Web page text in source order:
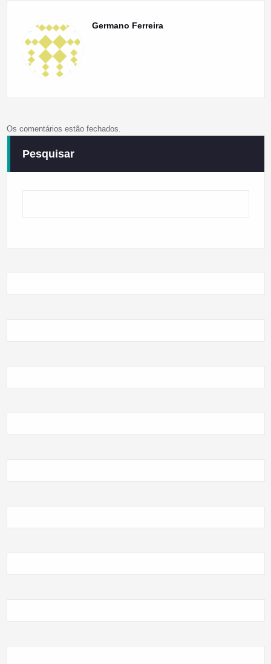
Germano Ferreira
Os comentários estão fechados.
Pesquisar